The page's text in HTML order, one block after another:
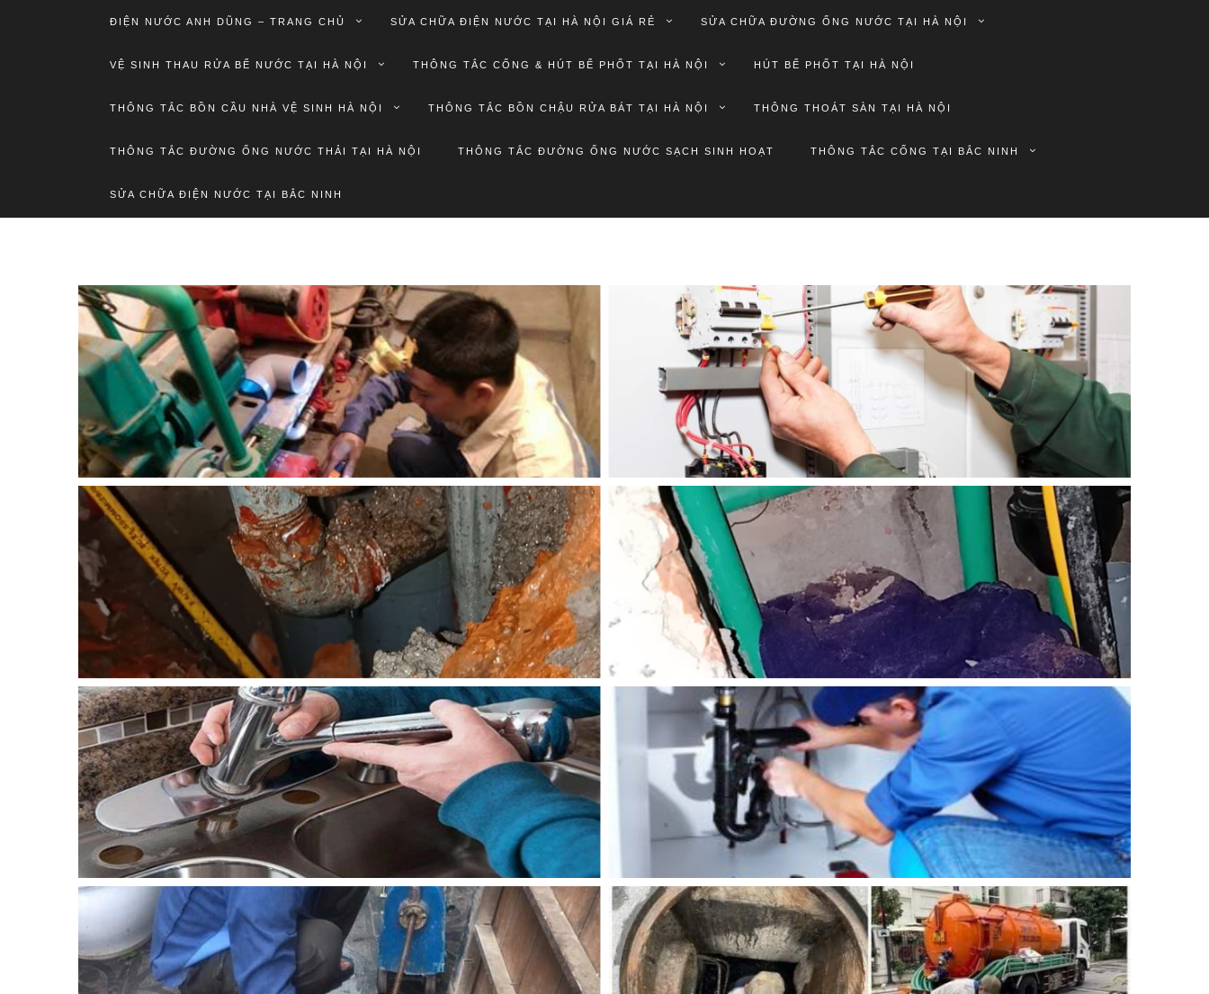
ĐIỆN NƯỚC ANH DŨNG – TRANG CHỦ SỬA CHỮA ĐIỆN NƯỚC TẠI HÀ NỘI GIÁ RẺ SỬA CHỮA ĐƯỜNG ỐNG NƯỚC TẠI HÀ NỘI
VỆ SINH THAU RỬA BỂ NƯỚC TẠI HÀ NỘI THÔNG TẮC CỐNG & HÚT BỂ PHỐT TẠI HÀ NỘI HÚT BỂ PHỐT TẠI HÀ NỘI
THÔNG TẮC BỒN CẦU NHÀ VỆ SINH HÀ NỘI THÔNG TẮC BỒN CHẬU RỬA BÁT TẠI HÀ NỘI THÔNG THOÁT SÀN TẠI HÀ NỘI
THÔNG TẮC ĐƯỜNG ỐNG NƯỚC THẢI TẠI HÀ NỘI THÔNG TẮC ĐƯỜNG ỐNG NƯỚC SẠCH SINH HOẠT THÔNG TẮC CỐNG TẠI BẮC NINH
SỬA CHỮA ĐIỆN NƯỚC TẠI BẮC NINH